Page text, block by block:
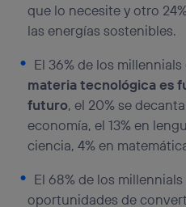
que lo necesite y otro
las energías sostenibles.
El 36% de los
materia tecnológica es
futuro, el 20% se
economía, el 13% en
ciencia, 4% en
El 68% de los
oportunidades de